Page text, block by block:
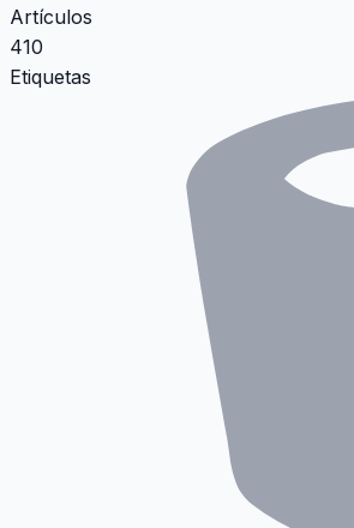
Artículos
410
Etiquetas